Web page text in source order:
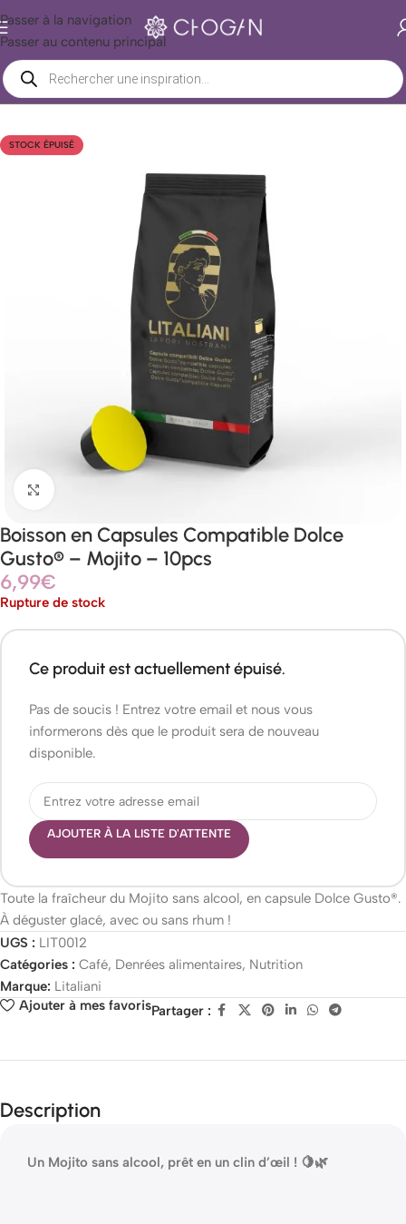
Passer à la navigation
Passer au contenu principal
Accueil/ Boutique Chogan/ Nutrition/ Denrées alimentaires/ Café
STOCK ÉPUISÉ
Boisson en Capsules Compatible Dolce
Gusto® – Mojito – 10pcs
6,99€
Rupture de stock
Ce produit est actuellement épuisé.
Pas de soucis ! Entrez votre email et nous vous
informerons dès que le produit sera de nouveau
disponible.
AJOUTER À LA LISTE D'ATTENTE
Toute la fraîcheur du Mojito sans alcool, en capsule Dolce Gusto®.
À déguster glacé, avec ou sans rhum !
UGS : LIT0012
Catégories : Café, Denrées alimentaires, Nutrition
Marque: Litaliani
Ajouter à mes favorisPartager :
Description
Un Mojito sans alcool, prêt en un clin d’œil ! 🍋🌿